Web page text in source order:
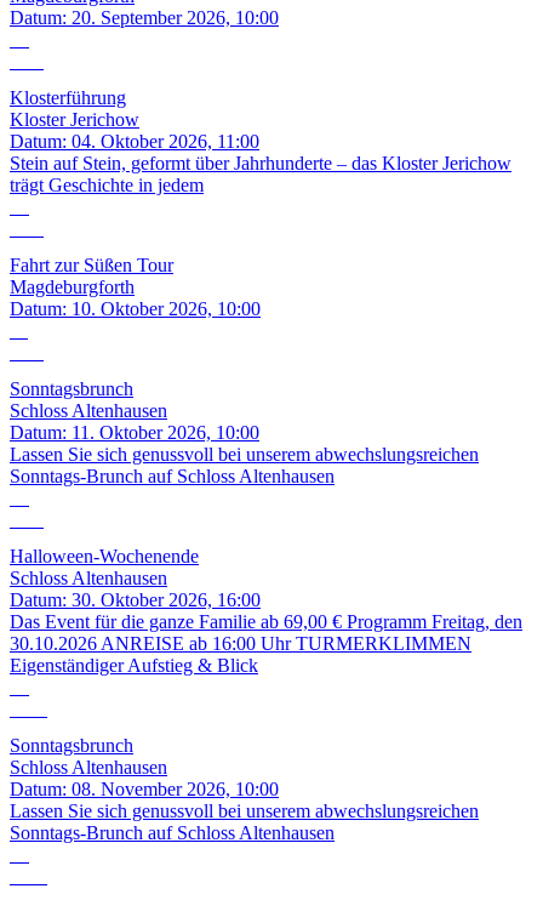
Datum: 20. September 2026, 10:00
Klosterführung
Kloster Jerichow
Datum: 04. Oktober 2026, 11:00
Stein auf Stein, geformt über Jahrhunderte – das Kloster Jerichow
trägt Geschichte in jedem
Fahrt zur Süßen Tour
Magdeburgforth
Datum: 10. Oktober 2026, 10:00
Sonntagsbrunch
Schloss Altenhausen
Datum: 11. Oktober 2026, 10:00
Lassen Sie sich genussvoll bei unserem abwechslungsreichen
Sonntags-Brunch auf Schloss Altenhausen
Halloween-Wochenende
Schloss Altenhausen
Datum: 30. Oktober 2026, 16:00
Das Event für die ganze Familie ab 69,00 € Programm Freitag, den
30.10.2026 ANREISE ab 16:00 Uhr TURMERKLIMMEN
Eigenständiger Aufstieg & Blick
Sonntagsbrunch
Schloss Altenhausen
Datum: 08. November 2026, 10:00
Lassen Sie sich genussvoll bei unserem abwechslungsreichen
Sonntags-Brunch auf Schloss Altenhausen